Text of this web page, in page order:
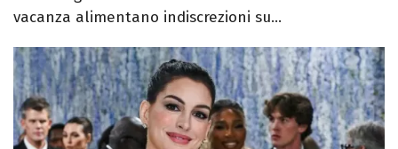
vacanza alimentano indiscrezioni su...